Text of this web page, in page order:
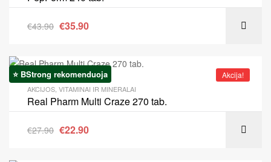
€43.90 €35.90
⭐ BStrong rekomenduoja Akcija!
AKCIJOS VITAMINAI IR MINERALAI
Real Pharm Multi Craze 270 tab.
€27.90 €22.90